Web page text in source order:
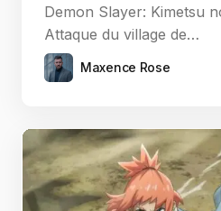
Demon Slayer: Kimetsu
Attaque du village de…
Maxence Rose